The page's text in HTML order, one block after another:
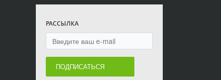
РАССЫЛКА
ПОДПИСАТЬСЯ